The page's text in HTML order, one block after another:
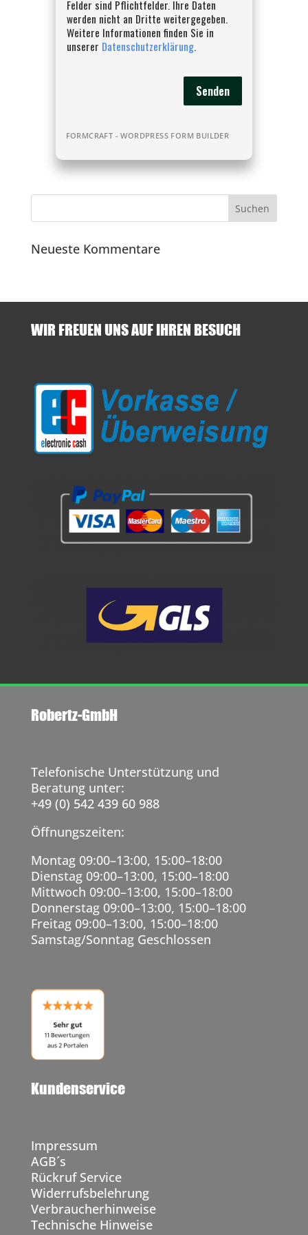
Felder sind Pflichtfelder. Ihre Daten
werden nicht an Dritte weitergegeben.
Weitere Informationen finden Sie in
unserer Datenschutzerklärung.
Senden
FORMCRAFT - WORDPRESS FORM BUILDER
Neueste Kommentare
WIR FREUEN UNS AUF IHREN BESUCH
Robertz-GmbH
Telefonische Unterstützung und
Beratung unter:
+49 (0) 542 439 60 988
Öffnungszeiten:
Montag 09:00–13:00, 15:00–18:00
Dienstag 09:00–13:00, 15:00–18:00
Mittwoch 09:00–13:00, 15:00–18:00
Donnerstag 09:00–13:00, 15:00–18:00
Freitag 09:00–13:00, 15:00–18:00
Samstag/Sonntag Geschlossen
Kundenservice
Impressum
AGB´s
Rückruf Service
Widerrufsbelehrung
Verbraucherhinweise
Technische Hinweise